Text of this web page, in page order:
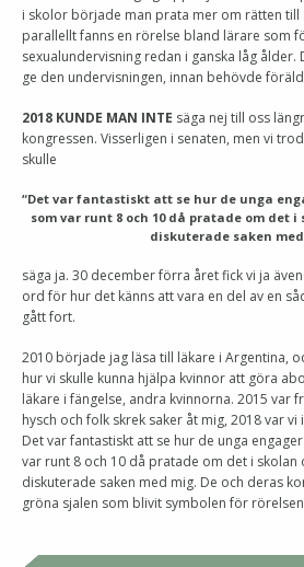
i skolor började man prata mer om rätten till
parallellt fanns en rörelse bland lärare som
sexualundervisning redan i ganska låg ålder.
ge den undervisningen, innan behövde
2018 KUNDE MAN INTE säga nej till oss
kongressen. Visserligen i senaten, men vi
skulle
“Det var fantastiskt att se hur de unga
som var runt 8 och 10 då pratade om det i
diskuterade saken med
säga ja. 30 december förra året fick vi ja
ord för hur det känns att vara en del av en
gått fort.
2010 började jag läsa till läkare i Argentina,
hur vi skulle kunna hjälpa kvinnor att göra
läkare i fängelse, andra kvinnorna. 2015 var
hysch och folk skrek saker åt mig, 2018 var
Det var fantastiskt att se hur de unga
var runt 8 och 10 då pratade om det i skolan
diskuterade saken med mig. De och deras
gröna sjalen som blivit symbolen för